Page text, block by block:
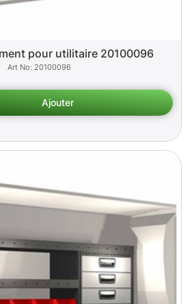
pour utilitaire 20100096
20100096